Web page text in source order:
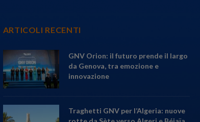
ARTICOLI RECENTI
GNV Orion: il futuro prende il largo
da Genova, tra emozione e
innovazione
Traghetti GNV per l’Algeria: nuove